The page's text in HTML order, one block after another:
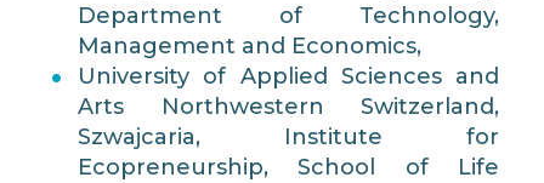
Department of Technology,
Management and Economics,
University of Applied Sciences and
Arts Northwestern Switzerland,
Szwajcaria, Institute for
Ecopreneurship, School of Life